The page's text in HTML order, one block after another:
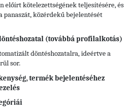
előírt kötelezettségének teljesítésére, és
panaszát, közérdekű bejelentését
(továbbá profilalkotás)
döntéshozatalra, ideértve a
sor.
termék bejelentéséhez